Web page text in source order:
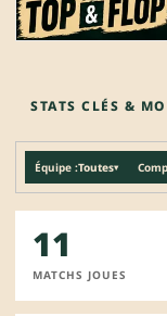
STATS CLÉS &
Équipe :Toutes▾
11
MATCHS JOUES